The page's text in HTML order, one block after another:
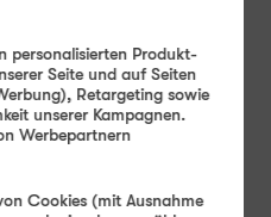
ab 3,99 €
personalisierten Produkt-
Seite und auf Seiten
Retargeting sowie
unserer Kampagnen.
Werbepartnern
Cookies (mit Ausnahme